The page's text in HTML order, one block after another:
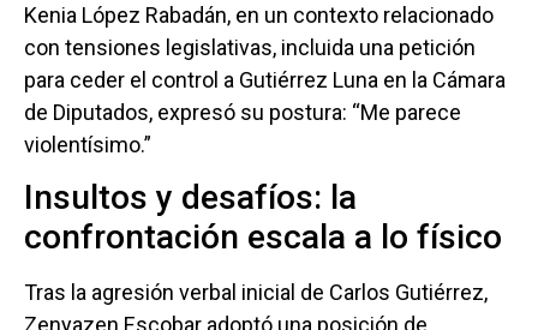
Kenia López Rabadán, en un contexto relacionado
con tensiones legislativas, incluida una petición
para ceder el control a Gutiérrez Luna en la Cámara
de Diputados, expresó su postura: “Me parece
violentísimo.”
Insultos y desafíos: la
confrontación escala a lo físico
Tras la agresión verbal inicial de Carlos Gutiérrez,
Zenyazen Escobar adoptó una posición de